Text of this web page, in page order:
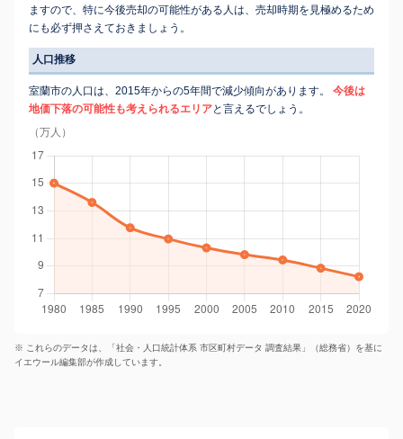
ますので、特に今後売却の可能性がある人は、売却時期を見極めるため
にも必ず押さえておきましょう。
人口推移
室蘭市の人口は、2015年からの5年間で減少傾向があります。
今後は
地価下落の可能性も考えられるエリアと言えるでしょう。
（万人）
※ これらのデータは、「社会・人口統計体系 市区町村データ 調査結果」（総務省）を基に
イエウール編集部が作成しています。